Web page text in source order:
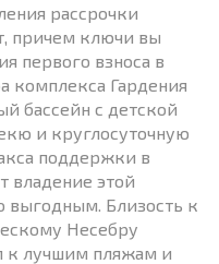
рассрочки
причем ключи вы
первого взноса в
комплекса Гардения
бассейн с детской
и круглосуточную
поддержки в
владение этой
Близость к
Несебру
к лучшим пляжам и